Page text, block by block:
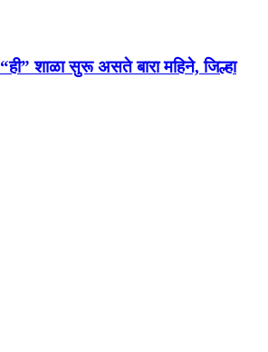
शाळा सुरू असते बारा महिने, जिल्हा